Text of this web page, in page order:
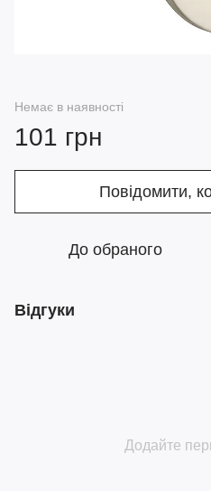
Немає в наявності
101 грн
Повідомити,
До обраного
Відгуки
Додайте